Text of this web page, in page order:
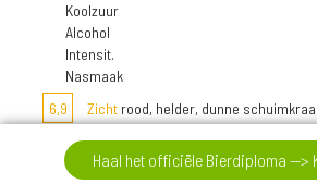
Koolzuur
Alcohol
Intensit.
Nasmaak
6,9
Zicht rood, helder, dunne
6,9 Neushoppig
Haal het officiële Bierdiploma -->